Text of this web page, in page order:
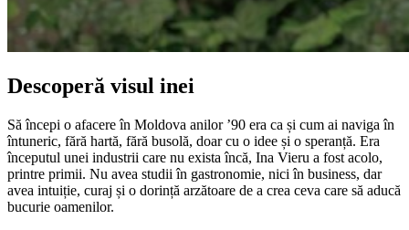
Descoperă visul inei
Să începi o afacere în Moldova anilor ’90 era ca și cum ai naviga în
întuneric, fără hartă, fără busolă, doar cu o idee și o speranță. Era
începutul unei industrii care nu exista încă, Ina Vieru a fost acolo,
printre primii. Nu avea studii în gastronomie, nici în business, dar
avea intuiție, curaj și o dorință arzătoare de a crea ceva care să aducă
bucurie oamenilor.